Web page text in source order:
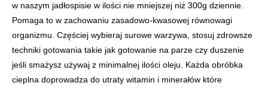
w naszym jadłospisie w ilości nie mniejszej niż 300g dziennie.
Pomaga to w zachowaniu zasadowo-kwasowej równowagi
organizmu. Częściej wybieraj surowe warzywa, stosuj zdrowsze
techniki gotowania takie jak gotowanie na parze czy duszenie
jeśli smażysz używaj z minimalnej ilości oleju. Każda obróbka
cieplna doprowadza do utraty witamin i minerałów które